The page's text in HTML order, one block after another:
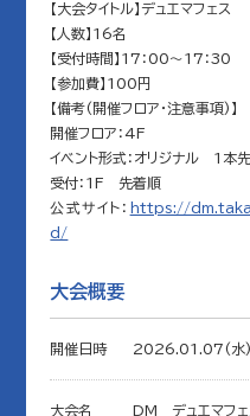
【大会タイトル】デュエマフェス
【人数】16名
【受付時間】17：00～17：30
【参加費】100円
【備考(開催フロア・注意事項)】
開催フロア：4F
イベント形式：オリジナル 1本
受付：1F 先着順
公式サイト： https://
d/
大会概要
開催日時 2026.01.07(水
大会名 DM デュエマフェ